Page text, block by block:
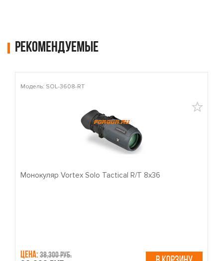
Рекомендуемые
Модель: SOL-3608-RT
Монокуляр Vortex Solo Tactical R/T 8x36
Цена: 38,300 руб.